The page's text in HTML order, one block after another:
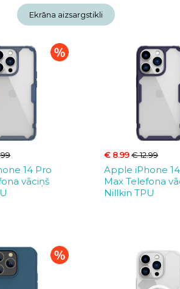
Ekrāna aizsargstikli
14 Pro
vāciņš
€ 8.99€ 12.99
Apple iPhone
Max Telefona
Nillkin TPU